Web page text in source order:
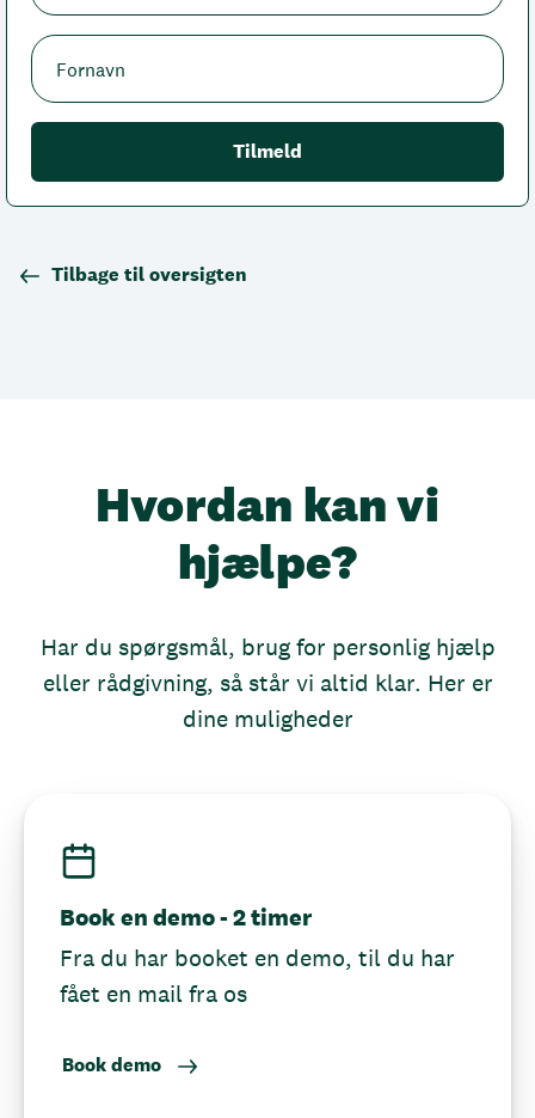
Tilbage til oversigten
Hvordan kan vi
hjælpe?
Har du spørgsmål, brug for personlig hjælp
eller rådgivning, så står vi altid klar. Her er
dine muligheder
Book en demo - 2 timer
Fra du har booket en demo, til du har
fået en mail fra os
Book demo